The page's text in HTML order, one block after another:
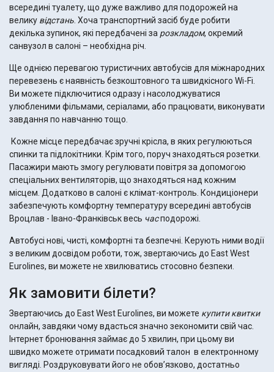
всередині туалету, що дуже важливо для подорожей на
велику відстань . Хоча транспортний засіб буде робити
декілька зупинок, які передбачені за розкладом, окремий
санвузол в салоні – необхідна річ.
Ще однією перевагою туристичних автобусів для міжнародних
перевезень є наявність безкоштовного та швидкісного Wi-Fi.
Ви можете підключитися одразу і насолоджуватися
улюбленими фільмами, серіалами, або працювати, виконувати
завдання по навчанню тощо.
Кожне місце передбачає зручні крісла, в яких регулюються
спинки та підлокітники. Крім того, поруч знаходяться розетки.
Пасажири мають змогу регулювати повітря за допомогою
спеціальних вентиляторів, що знаходяться над кожним
місцем. Додатково в салоні є клімат-контроль. Кондиціонери
забезпечують комфортну температуру всередині автобусів
Вроцлав - Івано-Франківськ весь часподорожі.
Автобусі нові, чисті, комфортні та безпечні. Керують ними водії
з великим досвідом роботи, тож, звертаючись до East West
Eurolines, ви можете не хвилюватись стосовно безпеки.
Як замовити білети?
Звертаючись до East West Eurolines, ви можете купити квитки
онлайн, завдяки чому вдасться значно зекономити свій час.
Інтернет бронювання займає до 5 хвилин, при цьому ви
швидко можете отримати посадковий талон в електронному
вигляді. Роздруковувати його не обов’язково, достатньо